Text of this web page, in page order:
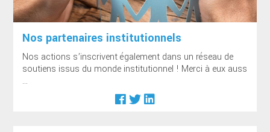
Nos partenaires institutionnels
Nos actions s’inscrivent également dans un réseau de
soutiens issus du monde institutionnel ! Merci à eux auss
...